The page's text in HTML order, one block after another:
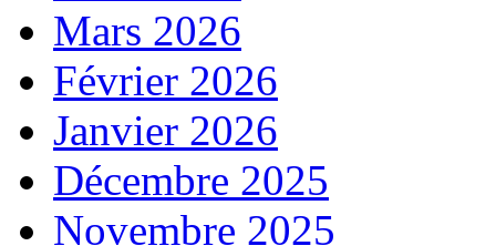
Mars 2026
Février 2026
Janvier 2026
Décembre 2025
Novembre 2025